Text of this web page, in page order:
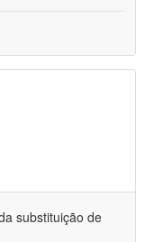
substituição de